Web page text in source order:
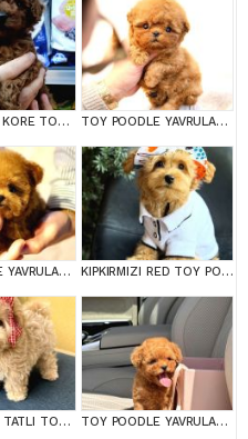
RED BROWN KORE TOY POODEL BEBEKLERİMİZ BAKIRKÖY TOY POODLE YAVRULARIM
TOY POODLE YAVRULARIM KIPKIRMIZI RED TOY POODLE SEVİMLİ YAVRULAR
EN AKILLI VE TATLI TOY POODLE BEBEKLERIMIZ TOY POODLE YAVRULARIM